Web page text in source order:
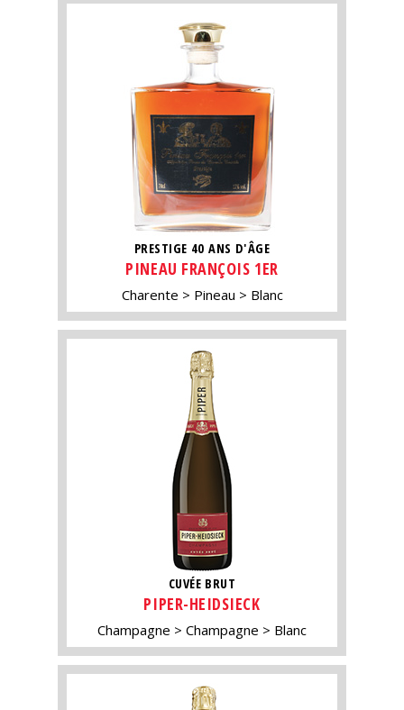
PRESTIGE 40 ANS D'ÂGE
PINEAU FRANÇOIS 1ER
Charente Pineau Blanc
CUVÉE BRUT
PIPER-HEIDSIECK
Champagne Champagne Blanc